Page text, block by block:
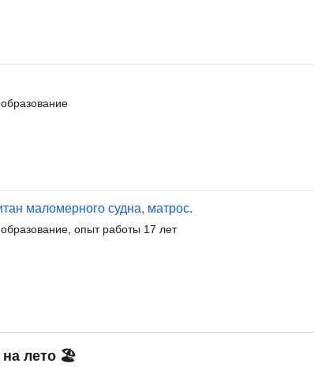
маломерного судна, матрос.
опыт работы 17 лет
на лето 🏖